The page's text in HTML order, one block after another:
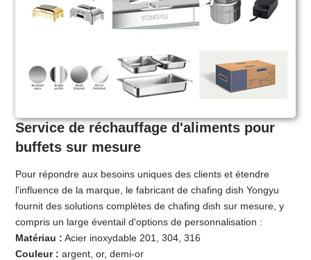
Service de réchauffage d'aliments pour
buffets sur mesure
Pour répondre aux besoins uniques des clients et étendre
l'influence de la marque, le fabricant de chafing dish Yongyu
fournit des solutions complètes de chafing dish sur mesure, y
compris un large éventail d'options de personnalisation :
Matériau : Acier inoxydable 201, 304, 316
Couleur : argent, or, demi-or